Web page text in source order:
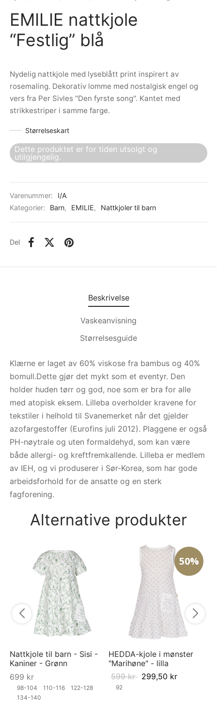
EMILIE nattkjole
“Festlig” blå
Nydelig nattkjole med lyseblått print inspirert av
rosemaling. Dekorativ lomme med nostalgisk engel og
vers fra Per Sivles "Den fyrste song". Kantet med
strikkestriper i samme farge.
Størrelseskart
Dette produktet er for tiden utsolgt og
utilgjengelig.
Varenummer:
I/A
Kategorier:
Barn, EMILIE, Nattkjoler til barn
Del
Beskrivelse
Vaskeanvisning
Størrelsesguide
Klærne er laget av 60% viskose fra bambus og 40%
bomull.Dette gjør det mykt som et eventyr. Den
holder huden tørr og god, noe som er bra for alle
med atopisk eksem. Lilleba overholder kravene for
tekstiler i helhold til Svanemerket når det gjelder
azofargestoffer (Eurofins juli 2012). Plaggene er også
PH-nøytrale og uten formaldehyd, som kan være
både allergi- og kreftfremkallende. Lilleba er medlem
av IEH, og vi produserer i Sør-Korea, som har gode
arbeidsforhold for de ansatte og en sterk
fagforening.
Alternative produkter
Nattkjole til barn - Sisi -
Kaniner - Grønn
699 kr
98-104 110-116
122-128
134-140
50%
HEDDA-kjole i mønster
"Marihøne" - lilla
599kr 299,50 kr
92
teppe